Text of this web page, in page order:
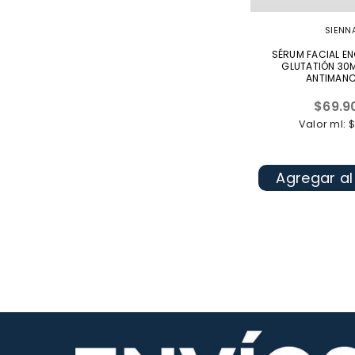
SÉRUM FACIAL
GLUTATIÓN
Precio
Valor ml:
Agregar